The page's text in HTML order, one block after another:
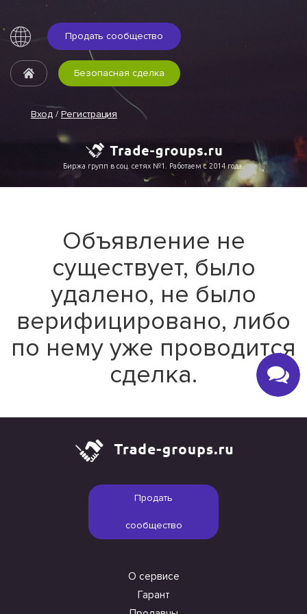
Продать сообщество
Вход / Регистрация
Безопасная сделка
Биржа групп в соц. сетях №1. Работаем с 2014 года.
Объявление не
существует, было
удалено, не было
верифицировано, либо
по нему уже проводится
сделка.
Продать
сообщество
О сервисе
Гарант